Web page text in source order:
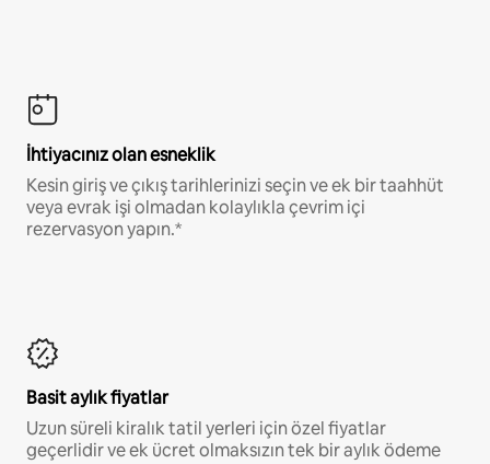
İhtiyacınız olan esneklik
Kesin giriş ve çıkış tarihlerinizi seçin ve ek bir taahhüt
veya evrak işi olmadan kolaylıkla çevrim içi
rezervasyon yapın.*
Basit aylık fiyatlar
Uzun süreli kiralık tatil yerleri için özel fiyatlar
geçerlidir ve ek ücret olmaksızın tek bir aylık ödeme